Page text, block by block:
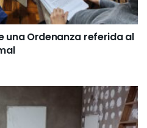
una Ordenanza referida al